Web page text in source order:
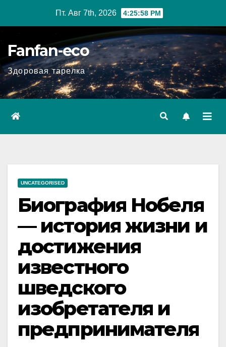
Пт. Авг 7th, 2026 4:25:59 PM
Fanfan-eco
Здоровая тарелка
UNCATEGORISED
Биография Нобеля
— история жизни и
достижения
известного
шведского
изобретателя и
предпринимателя